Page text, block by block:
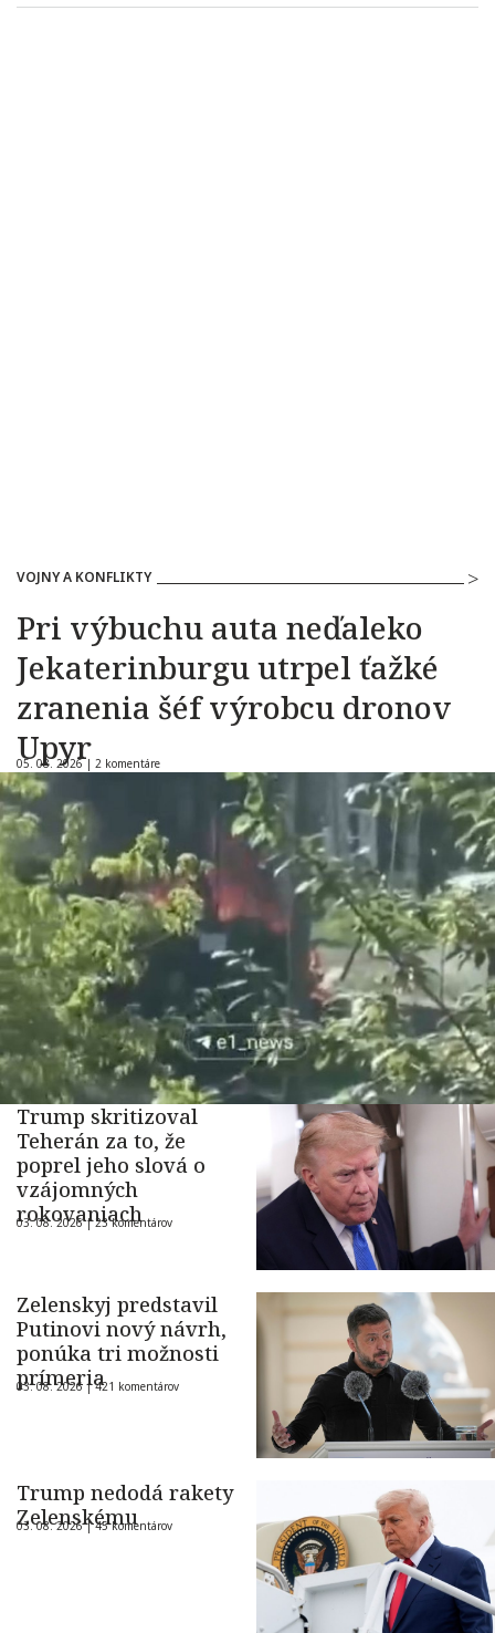
VOJNY A KONFLIKTY
Pri výbuchu auta neďaleko
Jekaterinburgu utrpel ťažké
zranenia šéf výrobcu dronov
Upyr
05. 08. 2026 | 2 komentáre
Trump skritizoval
Teherán za to, že
poprel jeho slová o
vzájomných
rokovaniach
03. 08. 2026 |23 komentárov
Zelenskyj predstavil
Putinovi nový návrh,
ponúka tri možnosti
prímeria
03. 08. 2026 |421 komentárov
Trump nedodá rakety
Zelenskému
03. 08. 2026 |45 komentárov